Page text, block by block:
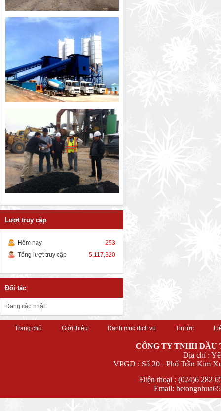
Lượt truy cập
Hôm nay
253
Tổng lượt truy cập
5,117,320
Đối tác
Đang cập nhật
Trang chủ Giới thiệu Danh mục dịch vụ Tin tức
CÔNG TY TNHH ĐẦU
Địa chỉ :
VPGD : Số 20 - Phố Trần Kim
Điện thoại : (024)6 282
Email: